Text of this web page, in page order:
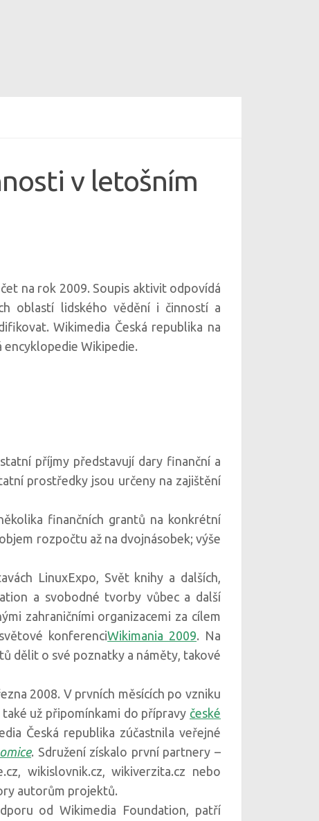
v letošním
na rok 2009. Soupis aktivit odpovídá
oblastí lidského vědění i činností a
Wikimedia Česká republika na
Wikipedie.
příjmy představují dary finanční a
prostředky jsou určeny na zajištění
finančních grantů na konkrétní
rozpočtu až na dvojnásobek; výše
LinuxExpo, Svět knihy a dalších,
a svobodné tvorby vůbec a další
zahraničními organizacemi za cílem
konferenciWikimania 2009. Na
dělit o své poznatky a náměty, takové
2008. V prvních měsících po vzniku
už připomínkami do přípravy české
Česká republika zúčastnila veřejné
. Sdružení získalo první partnery –
wikislovnik.cz, wikiverzita.cz nebo
autorům projektů.
od Wikimedia Foundation, patří